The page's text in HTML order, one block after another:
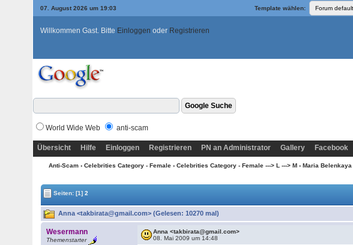
07. August 2026 um 19:03 Template wählen:
Willkommen Gast. Bitte Einloggen oder Registrieren
World Wide Web anti-scam
Übersicht Hilfe Einloggen Registrieren PN an Administrator Gallery Facebook
Anti-Scam › Celebrities Category - Female › Celebrities Category - Female ---> L ---> M › Maria Belenkaya
Seiten:[1] 2
Anna <takbirata@gmail.com> (Gelesen: 10270 mal)
Wesermann
Themenstarter
Anna <takbirata@gmail.com>
08. Mai 2009 um 14:48